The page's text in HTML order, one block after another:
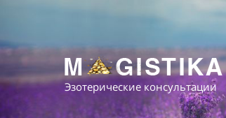
Эзотерические консультации